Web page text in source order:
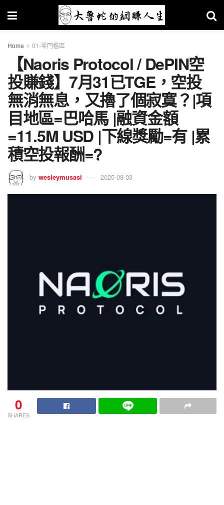
Home 01-零門檻區
【Naoris Protocol / DePIN空
投賺錢】7月31已TGE，空投
無消無息，又擼了個寂寞？|項
目地區=巴哈馬 |融資金額
=11.5M USD |下線獎勵=有 |累
積空投報酬=?
by wesleymusasi 2025-08-03
0
SHARES